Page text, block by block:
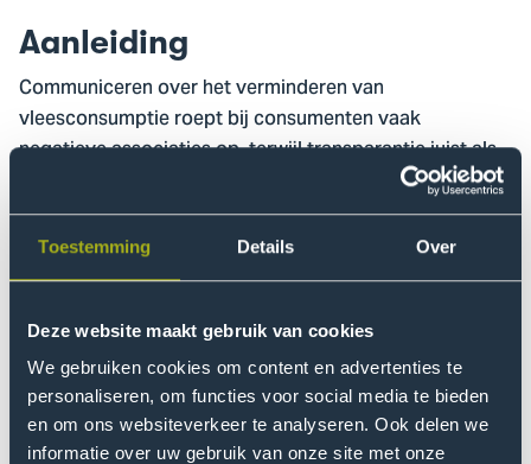
Toestemming Details Over
Deze website maakt gebruik van cookies
We gebruiken cookies om content en advertenties te
personaliseren, om functies voor social media te bieden
en om ons websiteverkeer te analyseren. Ook delen we
informatie over uw gebruik van onze site met onze
Aanleiding
Communiceren over het verminderen van
vleesconsumptie roept bij consumenten vaak
negatieve associaties op, terwijl transparantie juist als
belangrijk wordt ervaren. De centrale vraag van het
onderzoek is daarom: hoe kunnen producenten
optimaal communiceren over het hybride karakter van
hun producten? Werkt een volledige en expliciete
effectiever?
Onderzoek
Het onderzoek bestaat uit twee fasen. Eerst